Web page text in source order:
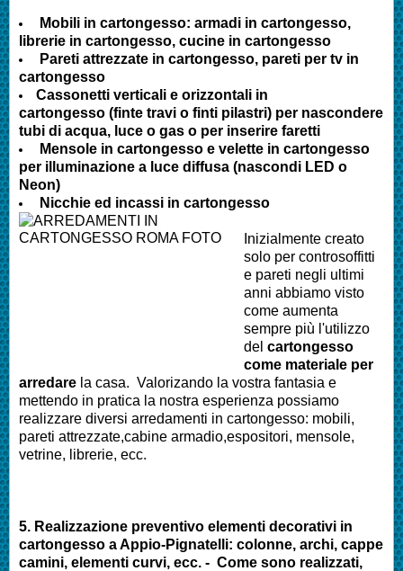
Mobili in cartongesso: armadi in cartongesso,
librerie in cartongesso, cucine in cartongesso
Pareti attrezzate in cartongesso, pareti per tv in
cartongesso
Cassonetti verticali e orizzontali in
cartongesso (finte travi o finti pilastri) per nascondere
tubi di acqua, luce o gas o per inserire faretti
Mensole in cartongesso e velette in cartongesso
per illuminazione a luce diffusa (nascondi LED o
Neon)
Nicchie ed incassi in cartongesso
Inizialmente creato
solo per controsoffitti
e pareti negli ultimi
anni abbiamo visto
come aumenta
sempre più l'utilizzo
del cartongesso
come materiale per
arredare la casa. Valorizando la vostra fantasia e
mettendo in pratica la nostra esperienza possiamo
realizzare diversi arredamenti in cartongesso: mobili,
pareti attrezzate,cabine armadio,espositori, mensole,
vetrine, librerie, ecc.
5. Realizzazione preventivo elementi decorativi in
cartongesso aAppio-Pignatelli: colonne, archi, cappe
camini, elementi curvi, ecc. - Come sono realizzati,